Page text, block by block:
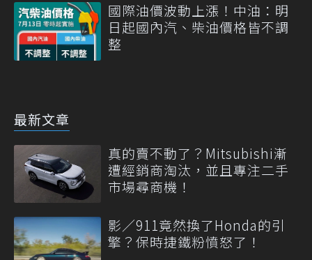
國際油價波動上漲！中油：明
日起國內汽、柴油價格皆不調
整
最新文章
真的賣不動了？Mitsubishi漸
遭經銷商淘汰，並且專注二手
市場尋商機！
影／911竟然換了Honda的引
擎？保時捷鐵粉憤怒了！